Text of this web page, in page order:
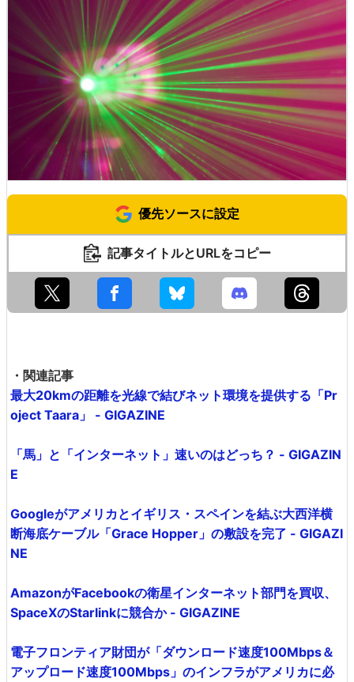
優先ソースに設定
記事タイトルとURLをコピー
・関連記事
最大20kmの距離を光線で結びネット環境を提供する「Pr
oject Taara」 - GIGAZINE
「馬」と「インターネット」速いのはどっち？ - GIGAZIN
E
Googleがアメリカとイギリス・スペインを結ぶ大西洋横
断海底ケーブル「Grace Hopper」の敷設を完了 - GIGAZI
NE
AmazonがFacebookの衛星インターネット部門を買収、
SpaceXのStarlinkに競合か - GIGAZINE
電子フロンティア財団が「ダウンロード速度100Mbps＆
アップロード速度100Mbps」のインフラがアメリカに必